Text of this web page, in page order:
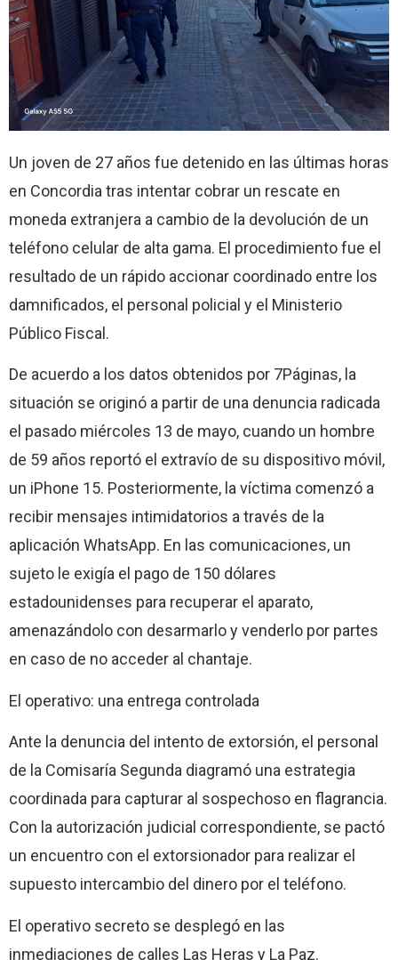
Un joven de 27 años fue detenido en las últimas horas
en Concordia tras intentar cobrar un rescate en
moneda extranjera a cambio de la devolución de un
teléfono celular de alta gama. El procedimiento fue el
resultado de un rápido accionar coordinado entre los
damnificados, el personal policial y el Ministerio
Público Fiscal.
De acuerdo a los datos obtenidos por 7Páginas, la
situación se originó a partir de una denuncia radicada
el pasado miércoles 13 de mayo, cuando un hombre
de 59 años reportó el extravío de su dispositivo móvil,
un iPhone 15. Posteriormente, la víctima comenzó a
recibir mensajes intimidatorios a través de la
aplicación WhatsApp. En las comunicaciones, un
sujeto le exigía el pago de 150 dólares
estadounidenses para recuperar el aparato,
amenazándolo con desarmarlo y venderlo por partes
en caso de no acceder al chantaje.
El operativo: una entrega controlada
Ante la denuncia del intento de extorsión, el personal
de la Comisaría Segunda diagramó una estrategia
coordinada para capturar al sospechoso en flagrancia.
Con la autorización judicial correspondiente, se pactó
un encuentro con el extorsionador para realizar el
supuesto intercambio del dinero por el teléfono.
El operativo secreto se desplegó en las
inmediaciones de calles Las Heras y La Paz.